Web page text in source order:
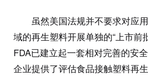
虽然美国法规并不要求对应
域的再生塑料开展单独的“上市前
FDA已建立起一套相对完善的安
企业提供了评估食品接触塑料再